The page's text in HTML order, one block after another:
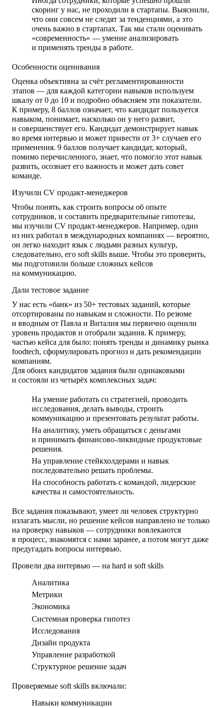
скоринг у нас, не проходили в стартапы. Выяснили,
что они совсем не следят за тенденциями, а это
очень важно в стартапах. Так мы стали оценивать
«современность» — умение анализировать
и применять тренды в работе.
Особенности оценивания
Оценка объективна за счёт регламентированности
этапов — для каждой категории навыков используем
шкалу от 0 до 10 и подробно объясняем эти показатели.
К примеру, 8 баллов означает, что кандидат пользуется
навыком, понимает, насколько он у него развит,
и совершенствует его. Кандидат демонстрирует навык
во время интервью и может привести от 3+ случаев его
применения. 9 баллов получает кандидат, который,
помимо перечисленного, знает, что помогло этот навык
развить, осознает его важность и может дать совет
команде.
Изучили CV продакт-менеджеров
Чтобы понять, как строить вопросы об опыте
сотрудников, и составить предварительные гипотезы,
мы изучили CV продакт-менеджеров. Например, один
из них работал в международных компаниях — вероятно,
он легко находит язык с людьми разных культур,
следовательно, его soft skills выше. Чтобы это проверить,
мы подготовили больше сложных кейсов
на коммуникацию.
Дали тестовое задание
У нас есть «банк» из 50+ тестовых заданий, которые
отсортированы по навыкам и сложности. По резюме
и вводным от Павла и Виталия мы первично оценили
уровень продактов и отобрали задания. К примеру,
частью кейса для было: понять тренды и динамику рынка
foodtech, сформулировать прогноз и дать рекомендации
компаниям.
Для обоих кандидатов задания были одинаковыми
и состояли из четырёх комплексных задач:
На умение работать со стратегией, проводить
исследования, делать выводы, строить
коммуникацию и презентовать результат работы.
На аналитику, уметь обращаться с деньгами
и принимать финансово-ликвидные продуктовые
решения.
На управление стейкхолдерами и навык
последовательно решать проблемы.
На способность работать с командой, лидерские
качества и самостоятельность.
Все задания показывают, умеет ли человек структурно
излагать мысли, но решение кейсов направлено не только
на проверку навыков — сотрудники вовлекаются
в процесс, знакомятся с нами заранее, а потом могут даже
предугадать вопросы интервью.
Провели два интервью — на hard и soft skills
Аналитика
Метрики
Экономика
Системная проверка гипотез
Исследования
Дизайн продукта
Управление разработкой
Структурное решение задач
Проверяемые soft skills включали:
Навыки коммуникации